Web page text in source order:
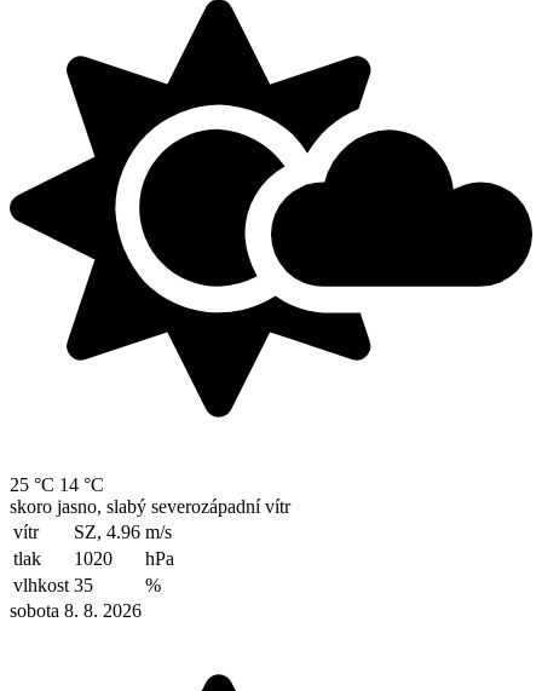
25 °C 14 °C
skoro jasno, slabý severozápadní vítr
vítr
SZ, 4.96 m/s
tlak
1020
hPa
vlhkost 35
%
sobota 8. 8. 2026